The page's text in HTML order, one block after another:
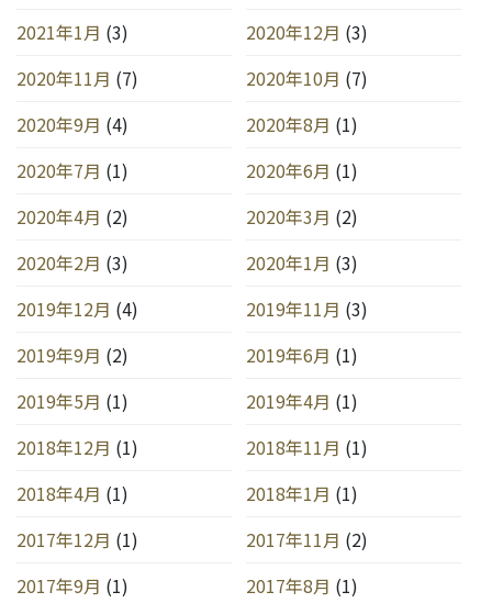
2021年1月 (3) 2020年12月 (3)
2020年11月 (7) 2020年10月 (7)
2020年9月 (4) 2020年8月 (1)
2020年7月 (1) 2020年6月 (1)
2020年4月 (2) 2020年3月 (2)
2020年2月 (3) 2020年1月 (3)
2019年12月 (4) 2019年11月 (3)
2019年9月 (2) 2019年6月 (1)
2019年5月 (1) 2019年4月 (1)
2018年12月 (1) 2018年11月 (1)
2018年4月 (1) 2018年1月 (1)
2017年12月 (1) 2017年11月 (2)
2017年9月 (1) 2017年8月 (1)